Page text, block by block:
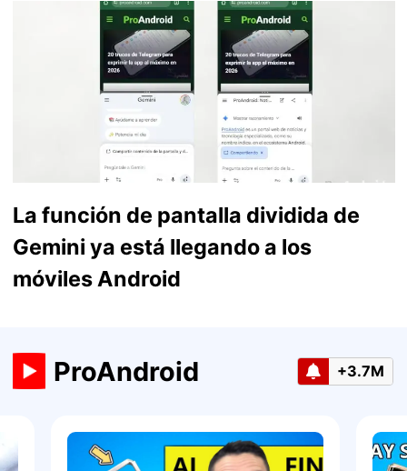
La función de pantalla dividida de
Gemini ya está llegando a los
móviles Android
ProAndroid +3.7M